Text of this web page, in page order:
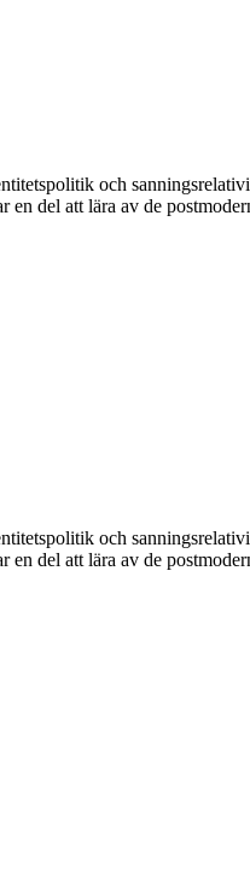
och
del att lära av de
och
del att lära av de